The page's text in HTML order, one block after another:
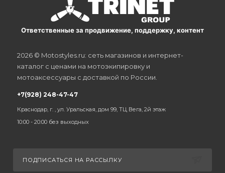
Ответственные за продвижение, поддержку, контент
2026 © Motostyles.ru: сеть магазинов и интернет-
каталог с ценами на мотоэкипировку и
мотоаксессуары с доставкой по России.
+7(928) 248-47-47
Краснодар, г. , ул. Уральская, дом 99, ТЦ Вега, 2й этаж
10:00 - 20:00 без выходных
ПОДПИСАТЬСЯ НА РАССЫЛКУ